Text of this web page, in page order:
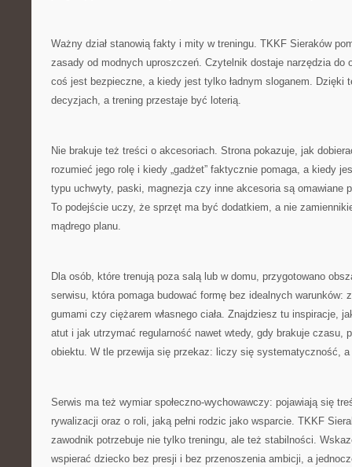
Ważny dział stanowią fakty i mity w treningu. TKKF Sieraków
zasady od modnych uproszczeń. Czytelnik dostaje narzędzia do
coś jest bezpieczne, a kiedy jest tylko ładnym sloganem. Dzięki
decyzjach, a trening przestaje być loterią.
Nie brakuje też treści o akcesoriach. Strona pokazuje, jak
rozumieć jego rolę i kiedy „gadżet” faktycznie pomaga, a kiedy
typu uchwyty, paski, magnezja czy inne akcesoria są omawiane
To podejście uczy, że sprzęt ma być dodatkiem, a nie
mądrego planu.
Dla osób, które trenują poza salą lub w domu, przygotowano
serwisu, która pomaga budować formę bez idealnych warunków:
gumami czy ciężarem własnego ciała. Znajdziesz tu inspiracje,
atut i jak utrzymać regularność nawet wtedy, gdy brakuje czasu,
obiektu. W tle przewija się przekaz: liczy się systematyczność,
Serwis ma też wymiar społeczno-wychowawczy: pojawiają się
rywalizacji oraz o roli, jaką pełni rodzic jako wsparcie. TKKF
zawodnik potrzebuje nie tylko treningu, ale też stabilności.
wspierać dziecko bez presji i bez przenoszenia ambicji, a